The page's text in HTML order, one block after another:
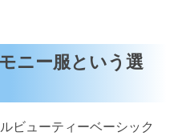
ニー服という選
ビューティーベーシック